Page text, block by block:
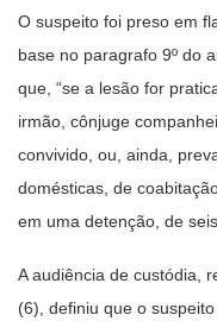
O suspeito foi preso em
base no paragrafo 9º do
que, “se a lesão for
irmão, cônjuge
convivido, ou, ainda,
domésticas, de
em uma detenção, de
A audiência de custódia,
(6), definiu que o